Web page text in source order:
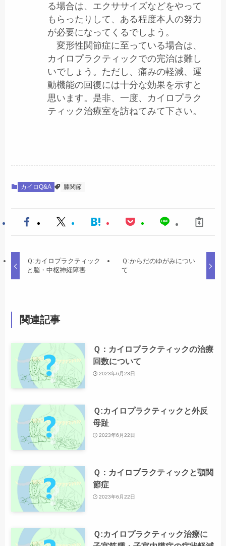
る場合は、エクササイズなどをやって
もらったりして、ある程度本人の努力
が必要になってくるでしよう。
変形性関節症に至っている場合は、
カイロプラクティックでの完治は難し
いでしょう。ただし、痛みの軽減、運
動機能の回復には十分な効果を示すと
思います。是非、一度、カイロプラク
ティック治療室を訪ねてみて下さい。
カイロQ&A 膝関節
Ｑ:カイロプラクティック
と脳・中枢神経障害
Ｑ:からだのゆがみについ
て
関連記事
Ｑ：カイロプラクティックの治療
回数について
2023年6月23日
Ｑ:カイロプラクティックと外反
母趾
2023年6月22日
Ｑ：カイロプラクティックと顎関
節症
2023年6月22日
Ｑ:カイロプラクティック治療に